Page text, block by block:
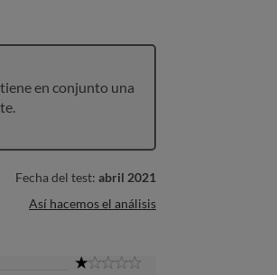
en conjunto una
Fecha del test: abril 2021
Así hacemos el análisis